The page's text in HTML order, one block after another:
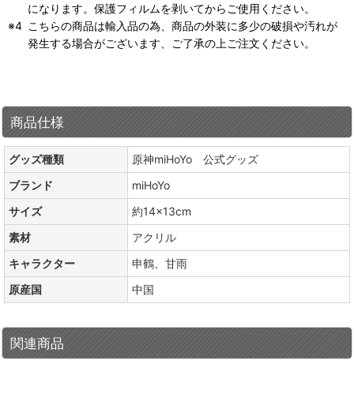
になります。保護フィルムを剥いてからご使用ください。
こちらの商品は輸入品の為、商品の外装に多少の破損や汚れが
発生する場合がございます、ご了承の上ご注文ください。
商品仕様
グッズ種類
原神miHoYo 公式グッズ
ブランド
miHoYo
サイズ
約14×13cm
素材
アクリル
キャラクター
申鶴、甘雨
原産国
中国
関連商品